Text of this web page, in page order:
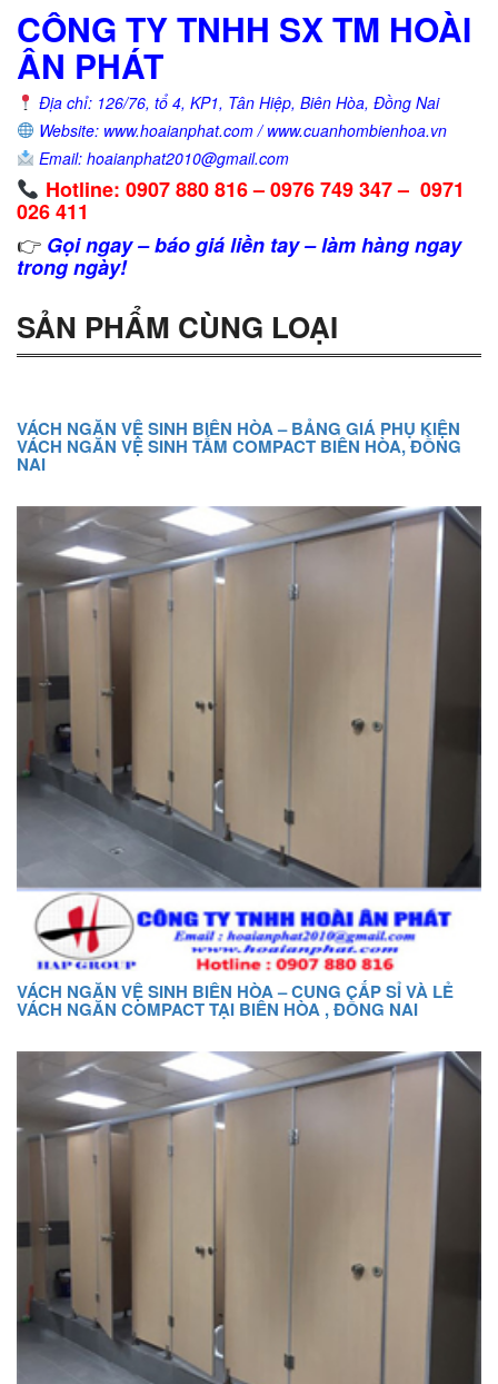
CÔNG TY TNHH SX TM HOÀI
ÂN PHÁT
Địa chỉ: 126/76, tổ 4, KP1, Tân Hiệp, Biên Hòa, Đồng Nai
Website: www.hoaianphat.com / www.cuanhombienhoa.vn
Email: hoaianphat2010@gmail.com
Hotline: 0907 880 816 – 0976 749 347 – 0971
026 411
👉 Gọi ngay – báo giá liền tay – làm hàng ngay
trong ngày!
SẢN PHẨM CÙNG LOẠI
VÁCH NGĂN VỆ SINH BIÊN HÒA – BẢNG GIÁ PHỤ KIỆN
VÁCH NGĂN VỆ SINH TẤM COMPACT BIÊN HÒA, ĐỒNG
NAI
VÁCH NGĂN VỆ SINH BIÊN HÒA – CUNG CẤP SỈ VÀ LẺ
VÁCH NGĂN COMPACT TẠI BIÊN HÒA , ĐỒNG NAI